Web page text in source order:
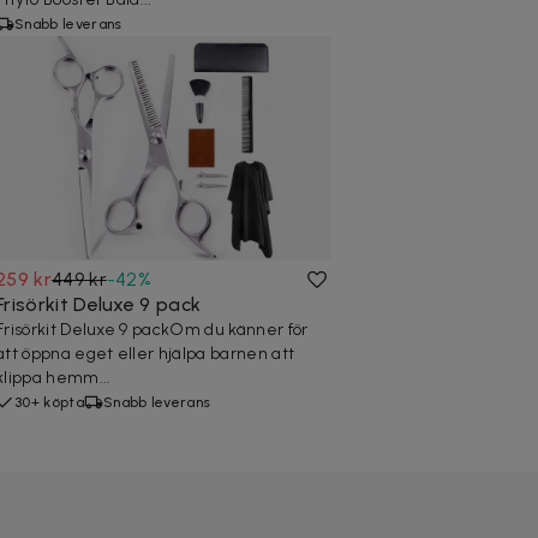
Snabb leverans
kr449 kr-42%
Deluxe 9 pack
Deluxe 9 packOm du känner för
öppna eget eller hjälpa barnen att
hemm...
30+ köpta Snabb leverans